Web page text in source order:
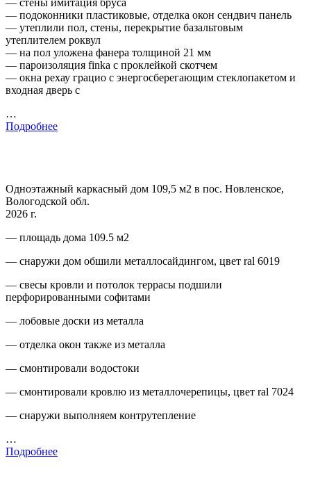
— стены имитация бруса
— подоконники пластиковые, отделка окон сендвич панель
— утеплили пол, стены, перекрытие базальтовым
утеплителем роквул
— на пол уложена фанера толщиной 21 мм
— пароизоляция finka с проклейкой скотчем
— окна рехау грацио с энергосберегающим стеклопакетом и
входная дверь с
…
Подробнее
Одноэтажный каркасный дом 109,5 м2 в пос. Новленское,
Вологодской обл.
2026 г.
— площадь дома 109.5 м2
— снаружи дом обшили металлосайдингом, цвет ral 6019
— свесы кровли и потолок террасы подшили
перфорированными софитами
— лобовые доски из металла
— отделка окон также из металла
— смонтировали водостоки
— смонтировали кровлю из металлочерепицы, цвет ral 7024
— снаружи выполняем контрутепление
…
Подробнее